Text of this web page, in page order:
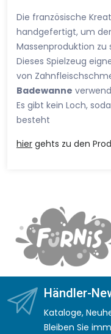
Die französische
handgefertigt, um
Massenproduktion zu
Dieses Spielzeug
von
Badewanne
Es gibt kein Loch,
besteht
hier gehts zu den
Händler-
Kataloge,
Bleiben Sie